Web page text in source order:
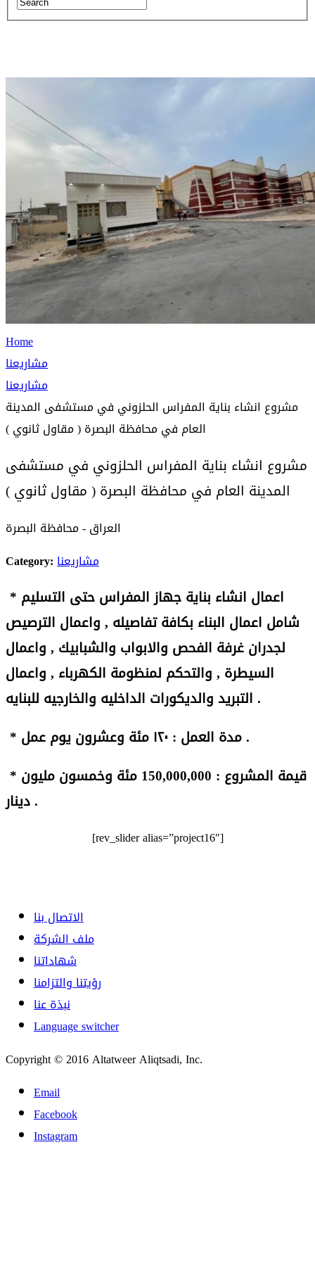
Home
مشاريعنا
مشاريعنا
مشروع انشاء بناية المفراس الحلزوني في مستشفى المدينة
العام في محافظة البصرة ( مقاول ثانوي )
مشروع انشاء بناية المفراس الحلزوني في مستشفى
المدينة العام في محافظة البصرة ( مقاول ثانوي )
العراق - محافظة البصرة
Category:مشاريعنا
* اعمال انشاء بناية جهاز المفراس حتى التسليم
شامل اعمال البناء بكافة تفاصيله , واعمال الترصيص
لجدران غرفة الفحص والابواب والشبابيك , واعمال
السيطرة , والتحكم لمنظومة الكهرباء , واعمال
التبريد والديكورات الداخليه والخارجيه للبنايه .
*
مدة العمل : ١٢٠ مئة وعشرون يوم عمل .
* قيمة المشروع : 150,000,000 مئة وخمسون مليون
دينار .
[rev_slider alias=”project16″]
الاتصال بنا
ملف الشركة
شهاداتنا
رؤيتنا والتزامنا
نبذة عنا
Language switcher
Copyright © 2016 Altatweer Aliqtsadi, Inc.
Email
Facebook
Instagram